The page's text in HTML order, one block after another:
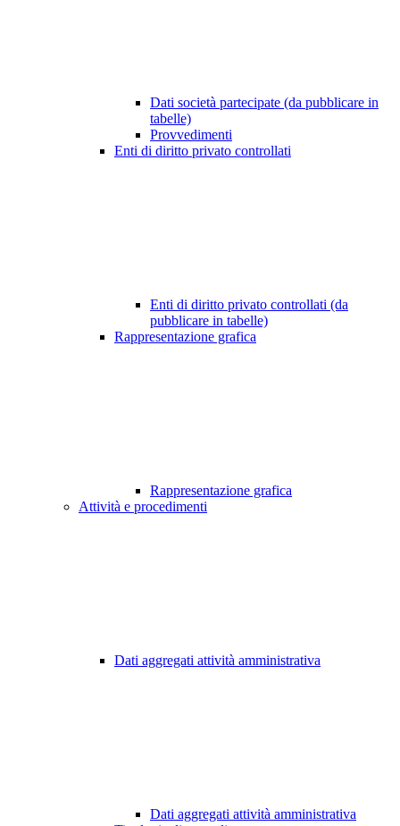
Dati società partecipate (da pubblicare in
tabelle)
Provvedimenti
Enti di diritto privato controllati
Enti di diritto privato controllati (da
pubblicare in tabelle)
Rappresentazione grafica
Rappresentazione grafica
Attività e procedimenti
Dati aggregati attività amministrativa
Dati aggregati attività amministrativa